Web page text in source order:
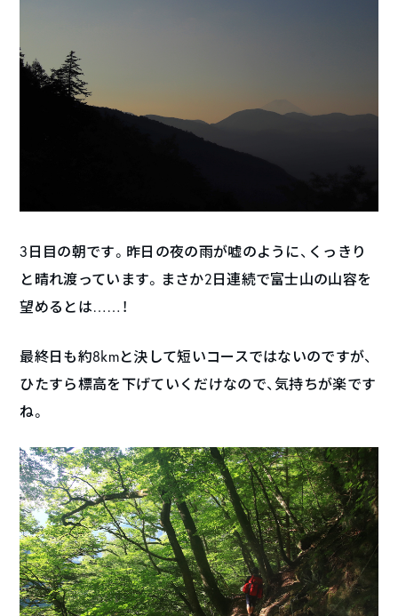
3日目の朝です。昨日の夜の雨が嘘のように、くっきり
と晴れ渡っています。まさか2日連続で富士山の山容を
望めるとは……！
最終日も約8kmと決して短いコースではないのですが、
ひたすら標高を下げていくだけなので、気持ちが楽です
ね。